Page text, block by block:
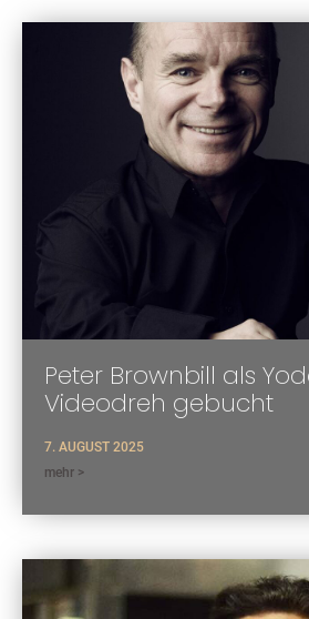
Peter Brownbill als
Videodreh gebucht
7. AUGUST 2025
mehr >